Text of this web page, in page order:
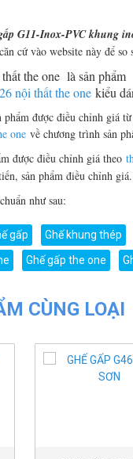
G11-Inox-PVC khung
cứ vào website này để so
the one là sản
nội thất the one kiểu
được điều chỉnh giá
one về chương trình sản
được điều chỉnh giá theo
sản phẩm điều chỉnh giá.
như sau:
gấp Ghế khung thép
Ghế gấp the one
CÙNG LOẠI